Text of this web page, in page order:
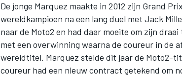
De jonge Marquez maakte in 2012 zijn Grand
wereldkampioen na een lang duel met Jack
naar de Moto2 en had daar moeite om zijn
met een overwinning waarna de coureur in de
wereldtitel. Marquez stelde dit jaar de Moto2-
coureur had een nieuw contract getekend om